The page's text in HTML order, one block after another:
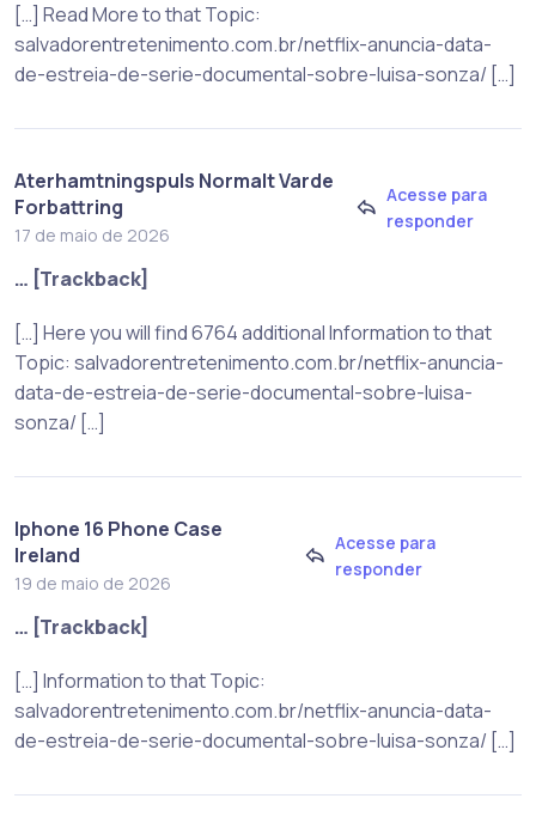
[…] Read More to that Topic:
salvadorentretenimento.com.br/netflix-anuncia-data-
de-estreia-de-serie-documental-sobre-luisa-sonza/ […]
Aterhamtningspuls Normalt Varde
Forbattring
17 de maio de 2026
Acesse para
responder
… [Trackback]
[…] Here you will find 6764 additional Information to that
Topic: salvadorentretenimento.com.br/netflix-anuncia-
data-de-estreia-de-serie-documental-sobre-luisa-
sonza/ […]
Iphone 16 Phone Case
Ireland
19 de maio de 2026
Acesse para
responder
… [Trackback]
[…] Information to that Topic:
salvadorentretenimento.com.br/netflix-anuncia-data-
de-estreia-de-serie-documental-sobre-luisa-sonza/ […]